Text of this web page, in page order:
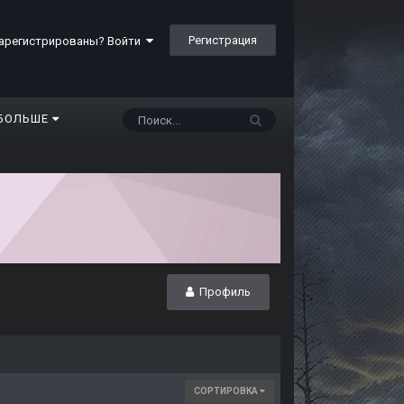
Войти Регистрация
Профиль
СОРТИРОВКА